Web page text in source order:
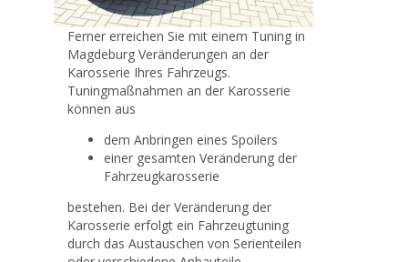
Ferner erreichen Sie mit einem Tuning in
Magdeburg Veränderungen an der
Karosserie Ihres Fahrzeugs.
Tuningmaßnahmen an der Karosserie
können aus
dem Anbringen eines Spoilers
einer gesamten Veränderung der
Fahrzeugkarosserie
bestehen. Bei der Veränderung der
Karosserie erfolgt ein Fahrzeugtuning
durch das Austauschen von Serienteilen